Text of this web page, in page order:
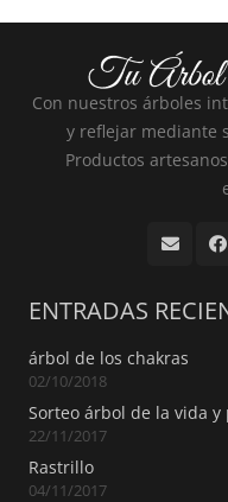
Con nuestros árboles
y reflejar mediante
Productos
ENTRADAS
árbol de los chakras
02/10/2018
Sorteo árbol de la vida
22/11/2017
Rastrillo
04/11/2017